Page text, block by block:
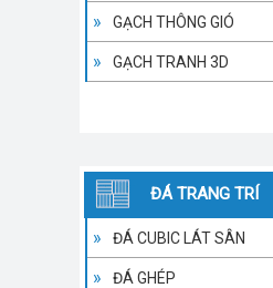
GẠCH THÔNG GIÓ
GẠCH TRANH 3D
ĐÁ TRANG TRÍ
ĐÁ CUBIC LÁT SÂN
ĐÁ GHÉP